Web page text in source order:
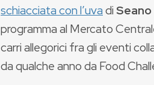
schiacciata con l’uvadiSeano
programma al Mercato
carri allegorici fra gli eventi
da qualche anno da Food